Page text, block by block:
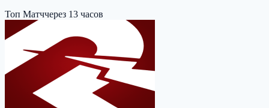
Топ Матччерез 13 часов